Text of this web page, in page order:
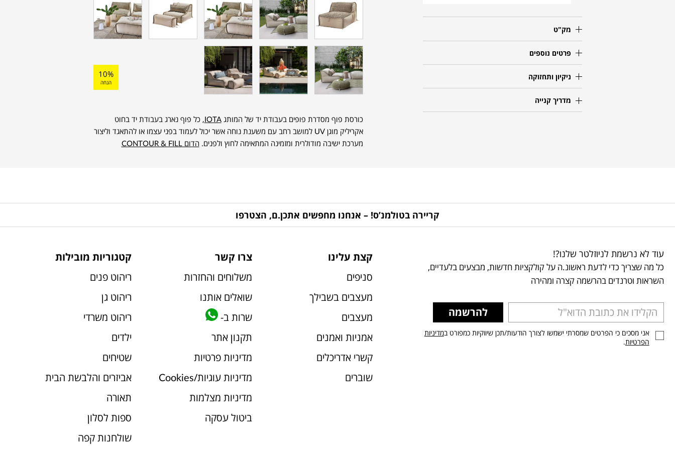
מק"ט
פרטים נוספים
ניקיון ותחזוקה
מדריך קנייה
10%
הנחה
כורסת פוף מסדרת פופים בעבודת יד של המותגIOTA, כל פוף נארג בעבודת יד בחוט
אקריליק מוגן UV למושב רחב עם משענת נוחה אשר יכול לעמוד בפני עצמו או להתאגד וליצור
מערכת ישיבה מודולרית ומזמינה המתאימה לחוץ ולפנים. הדום CONTOUR & FILL
קריירה בטולמנ’ס! – אנחנו מחפשים אתכן.ם, הצטרפו
עוד לא נרשמת לניוזלטר שלנו?!
כל מה שצריך כדי לדעת ראשונ.ה על קולקציות חדשות, מבצעים בלעדיים,
השראות וטרנדים בהרשמה קצרה ומהירה
להרשמה
אני מסכים כי הפרטים שמסרתי ישמשו לצורך הודעות/תכן שיווקיות כמפורט במדיניות
הפרטיות.
קצת עלינו
סניפים
מעצבים בשבילך
מעצבים
אמניות ואמנים
קשרי אדריכלים
שוברים
צרו קשר
משלוחים והחזרות
שואלים אותנו
שרות ב-
תקנון אתר
מדיניות פרטיות
מדיניות עוגיות/Cookies
מדיניות מצלמות
ביטול עסקה
קטגוריות מובילות
ריהוט פנים
ריהוט גן
ריהוט משרדי
ילדים
שטיחים
אביזרים והלבשת הבית
תאורה
ספות לסלון
שולחנות קפה